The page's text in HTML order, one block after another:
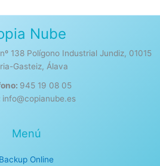
Nube
138 Polígono Industrial Jundiz, 01015
Gasteiz, Álava
945 19 08 05
info@copianube.es
Menú
Backup Online